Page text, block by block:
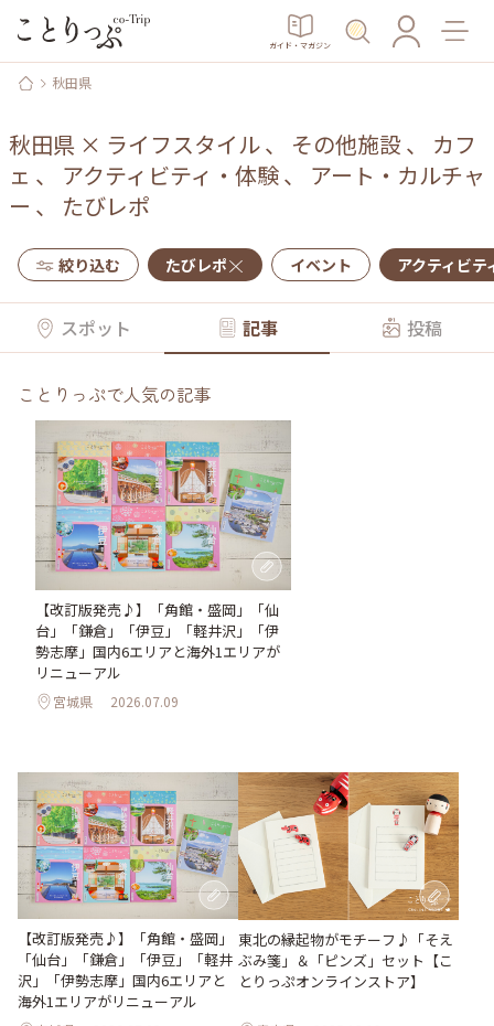
ガイド・マガジン
秋田県
秋田県 × ライフスタイル、 その他施設、 カフ
ェ 、 アクティビティ・体験、 アート・カルチャ
ー 、 たびレポ
絞り込む たびレポ イベント アクティビテ
スポット 記事 投稿
ことりっぷで人気の記事
【改訂版発売♪】「角館・盛岡」「仙
台」「鎌倉」「伊豆」「軽井沢」「伊
勢志摩」国内6エリアと海外1エリアが
リニューアル
宮城県 2026.07.09
【改訂版発売♪】「角館・盛岡」
「仙台」「鎌倉」「伊豆」「軽井
沢」「伊勢志摩」国内6エリアと
海外1エリアがリニューアル
東北の縁起物がモチーフ♪「そえ
ぶみ箋」＆「ピンズ」セット【こ
とりっぷオンラインストア】